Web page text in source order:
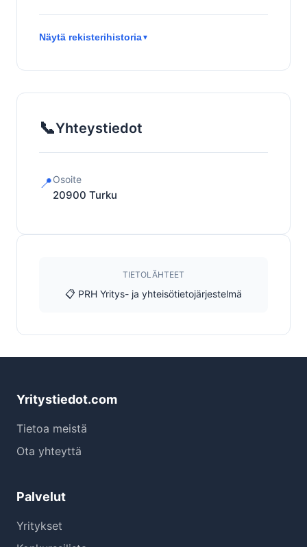
Näytä rekisterihistoria▼
📞Yhteystiedot
📍Osoite
20900 Turku
TIETOLÄHTEET
📋 PRH Yritys- ja yhteisötietojärjestelmä
Yritystiedot.com
Tietoa meistä
Ota yhteyttä
Palvelut
Yritykset